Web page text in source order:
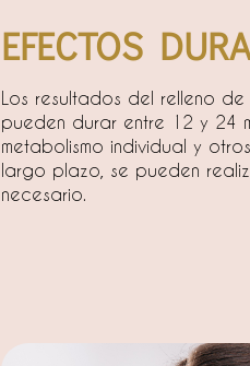
EFECTOS
Los resultados del relleno
pueden durar entre 12 y 24
metabolismo individual y
largo plazo, se pueden
necesario.